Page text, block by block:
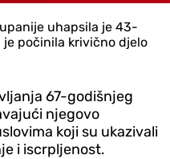
uhapsila je 43-
počinila krivično djelo
67-godišnjeg
njegovo
koji su ukazivali
i iscrpljenost.